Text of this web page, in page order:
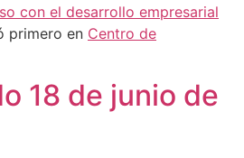
con el desarrollo empresarial
primero en Centro de
18 de junio de